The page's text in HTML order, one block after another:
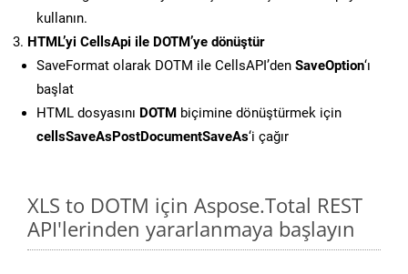
kullanın.
HTML’yi CellsApi ile DOTM’ye dönüştür
SaveFormat olarak DOTM ile CellsAPI’den SaveOption‘ı
başlat
HTML dosyasını DOTM biçimine dönüştürmek için
cellsSaveAsPostDocumentSaveAs‘i çağır
XLS to DOTM için Aspose.Total REST
API'lerinden yararlanmaya başlayın